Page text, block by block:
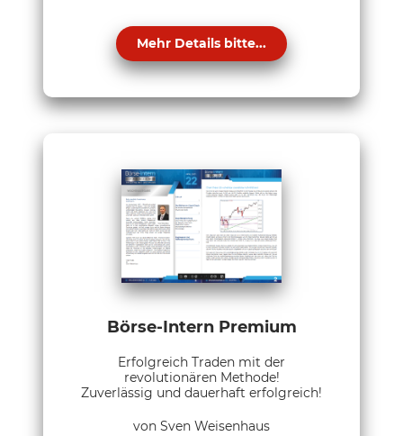
Mehr Details bitte...
Börse-Intern Premium
Erfolgreich Traden mit der
revolutionären Methode!
Zuverlässig und dauerhaft erfolgreich!
von Sven Weisenhaus